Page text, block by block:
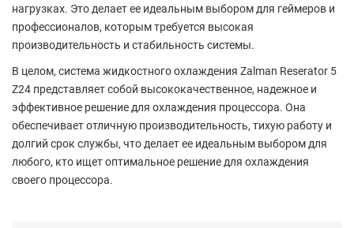
нагрузках. Это делает ее идеальным выбором для геймеров и
профессионалов, которым требуется высокая
производительность и стабильность системы.
В целом, система жидкостного охлаждения Zalman Reserator 5
Z24 представляет собой высококачественное, надежное и
эффективное решение для охлаждения процессора. Она
обеспечивает отличную производительность, тихую работу и
долгий срок службы, что делает ее идеальным выбором для
любого, кто ищет оптимальное решение для охлаждения
своего процессора.